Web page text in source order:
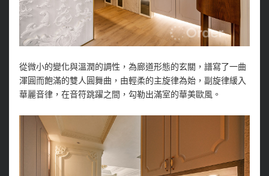
從微小的變化與溫潤的調性，為廊道形態的玄關，譜寫了一曲
渾圓而飽滿的雙人圓舞曲，由輕柔的主旋律為始，副旋律緩入
華麗音律，在音符跳躍之間，勾勒出滿室的華美歐風。